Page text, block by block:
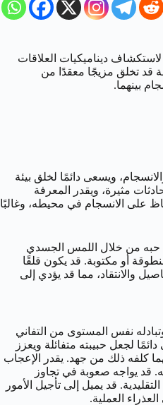
ديناميكيات العلاقات
قد تخلق مزيجًا معقدًا من
بينهما.
ويسعى دائمًا لخلق بيئة
مثيرة، ويقدر المعرفة
على الانسجام في محيطه، وغالبًا
حبه من خلال اللمس الجسدي
أو مكتوبة. قد يكون قلقًا
والانتقاد، مما قد يؤدي إلى
نفس المستوى من التفاني
لجعل حبيبته متفائلة ويعزز
كلفه ذلك من جهد. يقدر الإعجاب
قد يواجه صعوبة في تجاوز
قد يميل إلى تأجيل الأمور
العملية.